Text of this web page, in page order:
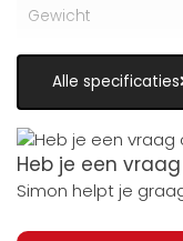
Gewicht
Alle specificaties
Heb je een
Simon helpt je